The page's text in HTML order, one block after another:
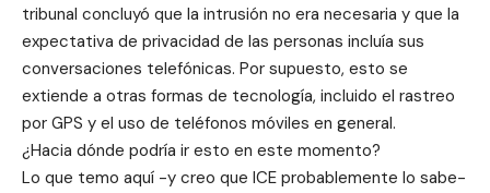
tribunal concluyó que la intrusión no era necesaria y que la
expectativa de privacidad de las personas incluía sus
conversaciones telefónicas. Por supuesto, esto se
extiende a otras formas de tecnología, incluido el rastreo
por GPS y el uso de teléfonos móviles en general.
¿Hacia dónde podría ir esto en este momento?
Lo que temo aquí -y creo que ICE probablemente lo sabe-